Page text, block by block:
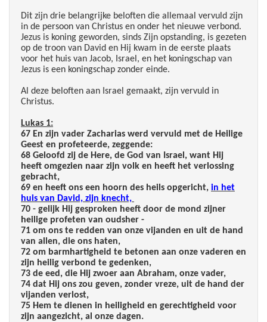
Dit zijn drie belangrijke beloften die allemaal vervuld zijn
in de persoon van Christus en onder het nieuwe verbond.
Jezus is koning geworden, sinds Zijn opstanding, is gezeten
op de troon van David en Hij kwam in de eerste plaats
voor het huis van Jacob, Israel, en het koningschap van
Jezus is een koningschap zonder einde.
Al deze beloften aan Israel gemaakt, zijn vervuld in
Christus.
Lukas 1:
67 En zijn vader Zacharias werd vervuld met de Heilige
Geest en profeteerde, zeggende:
68 Geloofd zij de Here, de God van Israel, want Hij
heeft omgezien naar zijn volk en heeft het verlossing
gebracht,
69 en heeft ons een hoorn des heils opgericht, in het
huis van David, zijn knecht,
70 - gelijk Hij gesproken heeft door de mond zijner
heilige profeten van oudsher -
71 om ons te redden van onze vijanden en uit de hand
van allen, die ons haten,
72 om barmhartigheid te betonen aan onze vaderen en
zijn heilig verbond te gedenken,
73 de eed, die Hij zwoer aan Abraham, onze vader,
74 dat Hij ons zou geven, zonder vreze, uit de hand der
vijanden verlost,
75 Hem te dienen in heiligheid en gerechtigheid voor
zijn aangezicht, al onze dagen.